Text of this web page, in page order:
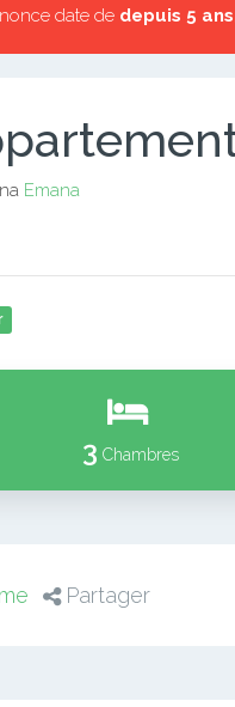
date de depuis 5 ans
Emana
3 Chambres
Partager